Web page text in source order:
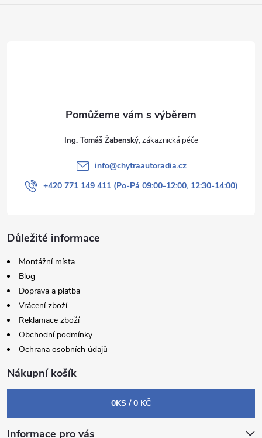
Ing. Tomáš Žabenský
info@chytraautoradia.cz
+420 771 149 411 (Po-Pá 09:00-12:00, 12:30-14:00)
Důležité informace
Montážní místa
Blog
Doprava a platba
Vrácení zboží
Reklamace zboží
Obchodní podmínky
Ochrana osobních údajů
Nákupní košík
0KS /0 KČ
Informace pro vás